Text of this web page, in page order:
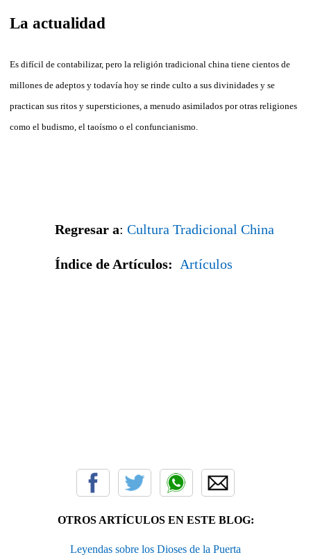
La actualidad
Es difícil de contabilizar, pero la religión tradicional china tiene cientos de
millones de adeptos y todavía hoy se rinde culto a sus divinidades y se
practican sus ritos y supersticiones, a menudo asimilados por otras religiones
como el budismo, el taoísmo o el confuncianismo.
Regresar a: Cultura Tradicional China
Índice de Artículos: Artículos
OTROS ARTÍCULOS EN ESTE BLOG:
Leyendas sobre los Dioses de la Puerta